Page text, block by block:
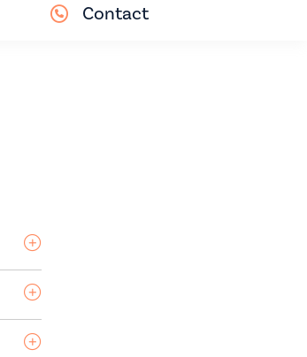
Contact